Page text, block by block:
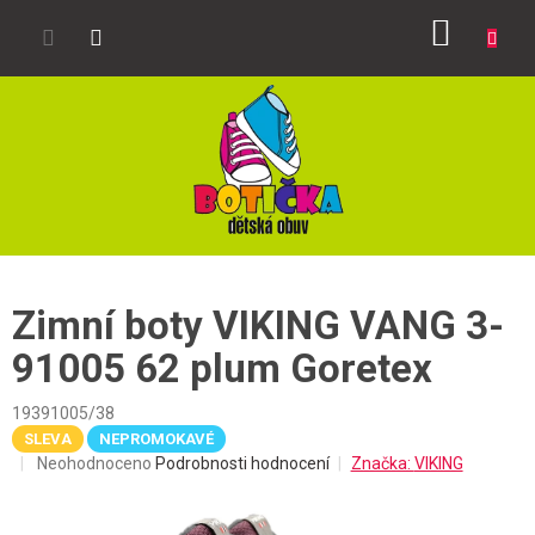
Zimní boty VIKING VANG 3-
91005 62 plum Goretex
19391005/38
SLEVA NEPROMOKAVÉ
Průměrné
Neohodnoceno Podrobnosti hodnocení Značka: VIKING